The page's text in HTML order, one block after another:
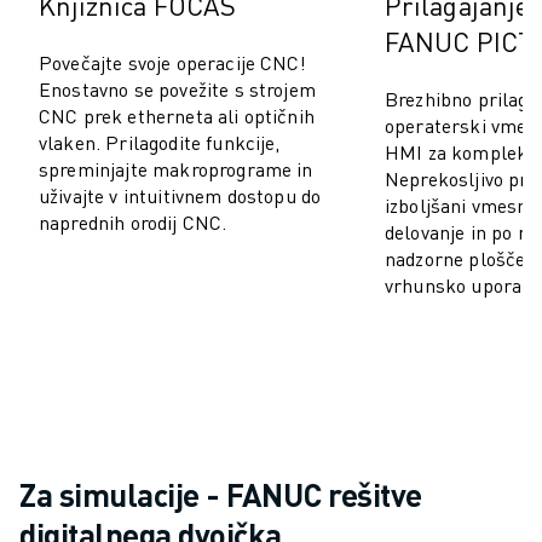
RAVNANJE Z MATERIALOM
PALETIRANJE
TOČKOVNO VARJENJE
PREGLED VIDA
REZANJE ŽICE EDM
ŠTUDIJE PRIMEROV
STORITVE ZA STRANKE
E-TRGOVINA
CENTER ZA PRENOS » MYFANUC
Povečajte svoje operacije CNC!
Enostavno se povežite s strojem
CNC prek etherneta ali optičnih
vlaken. Prilagodite funkcije,
spreminjajte makroprograme in
uživajte v intuitivnem dostopu do
naprednih orodij CNC.
FANUC
Brezhibno
operaterski
HMI za
Neprekosljivo
izboljšani
delovanje in po
nadzorne plošče
vrhunsko
Za simulacije - FANUC rešitve
digitalnega dvojčka